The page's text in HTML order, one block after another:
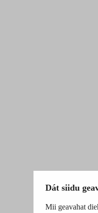
Dát siidu
Mii geavahat